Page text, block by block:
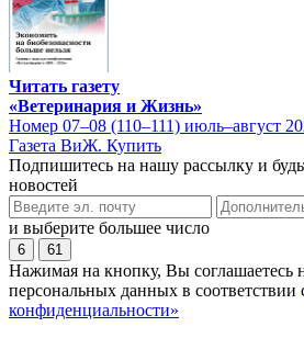
Читать газету
«Ветеринария и Жизнь»
Номер 07–08 (110–111) июль–август
Газета ВиЖ. Купить
Подпишитесь на нашу рассылку и
новостей
и выберите большее число
6 61
Нажимая на кнопку, Вы соглашаетесь
персональных данных в соответствии
конфиденциальности»